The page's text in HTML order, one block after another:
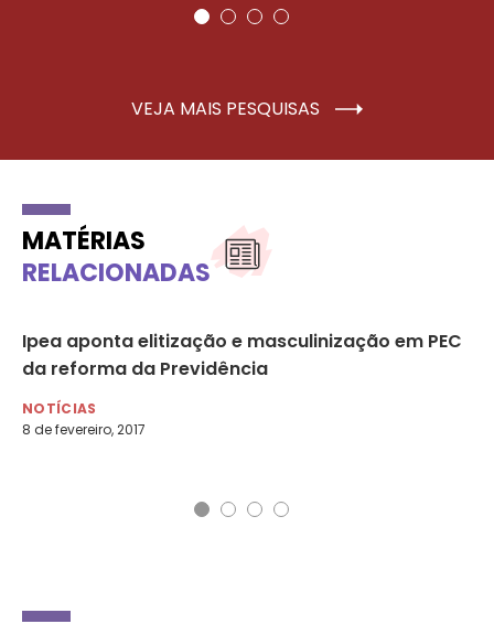
VEJA MAIS PESQUISAS
MATÉRIAS
RELACIONADAS
Ipea aponta elitização e masculinização em PEC
da reforma da Previdência
NOTÍCIAS
8 de fevereiro, 2017